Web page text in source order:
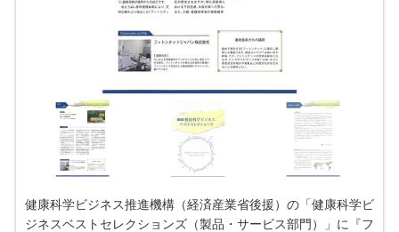
健康科学ビジネス推進機構（経済産業省後援）の「健康科学ビ
ジネスベストセレクションズ（製品・サービス部門）」に『フ